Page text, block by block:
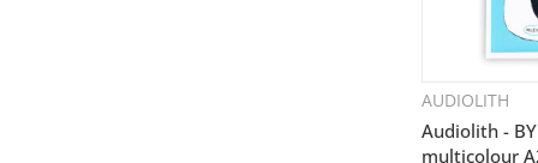
AUDIOLITH
Audiolith -
multicolour